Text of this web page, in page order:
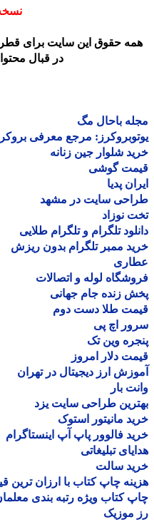
نسخه
حقوق این سایت برای
در قبال محتوای
باحال مگ
مرجع معرفی بروکرها
شلوار جین زنانه
گوشی
پدیا
سایت در مشهد
نوزاد
تلگرام و تلگرام طلایی
ممبر تلگرام بدون ریزش
لوله و اتصالات
زنده جام جهانی
طلا دست دوم
اچ پی
وین تک
دلار امروز
ارز دیجیتال در تهران
بار
طراحی سایت یزد
مانیتور استوک
فالوور پاپ آپ اینستاگرام
تبلیغاتی
سالت
چاپ کتاب با ارزان ترین
کتاب ویژه رتبه بندی معلمان
موزیک